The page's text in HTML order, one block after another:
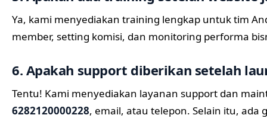
Ya, kami menyediakan training lengkap untuk tim
member, setting komisi, dan monitoring performa
6. Apakah support diberikan setelah
Tentu! Kami menyediakan layanan support dan
6282120000228, email, atau telepon. Selain itu, ada